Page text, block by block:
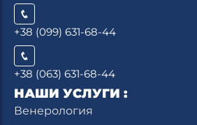
+38 (099) 631-68-44
+38 (063) 631-68-44
НАШИ УСЛУГИ :
Венерология